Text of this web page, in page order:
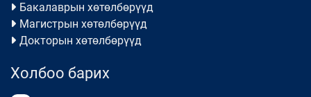
Бакалаврын хөтөлбөрүүд
Магистрын хөтөлбөрүүд
Докторын хөтөлбөрүүд
Холбоо барих